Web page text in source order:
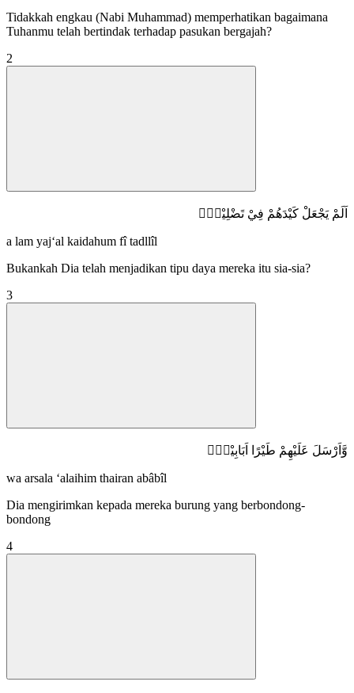
Tidakkah engkau (Nabi Muhammad) memperhatikan bagaimana
Tuhanmu telah bertindak terhadap pasukan bergajah?
2
اَلَمْ يَجْعَلْ كَيْدَهُمْ فِيْ تَضْلِيْلٍۙ
a lam yaj‘al kaidahum fî tadllîl
Bukankah Dia telah menjadikan tipu daya mereka itu sia-sia?
3
وَّاَرْسَلَ عَلَيْهِمْ طَيْرًا اَبَابِيْلَۙ
wa arsala ‘alaihim thairan abâbîl
Dia mengirimkan kepada mereka burung yang berbondong-
bondong
4